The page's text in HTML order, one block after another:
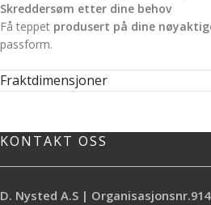
Skreddersøm etter dine behov
Få teppet produsert på dine
passform.
Fraktdimensjoner
KONTAKT OSS
D. Nysted A.S | Organisasjonsnr.914